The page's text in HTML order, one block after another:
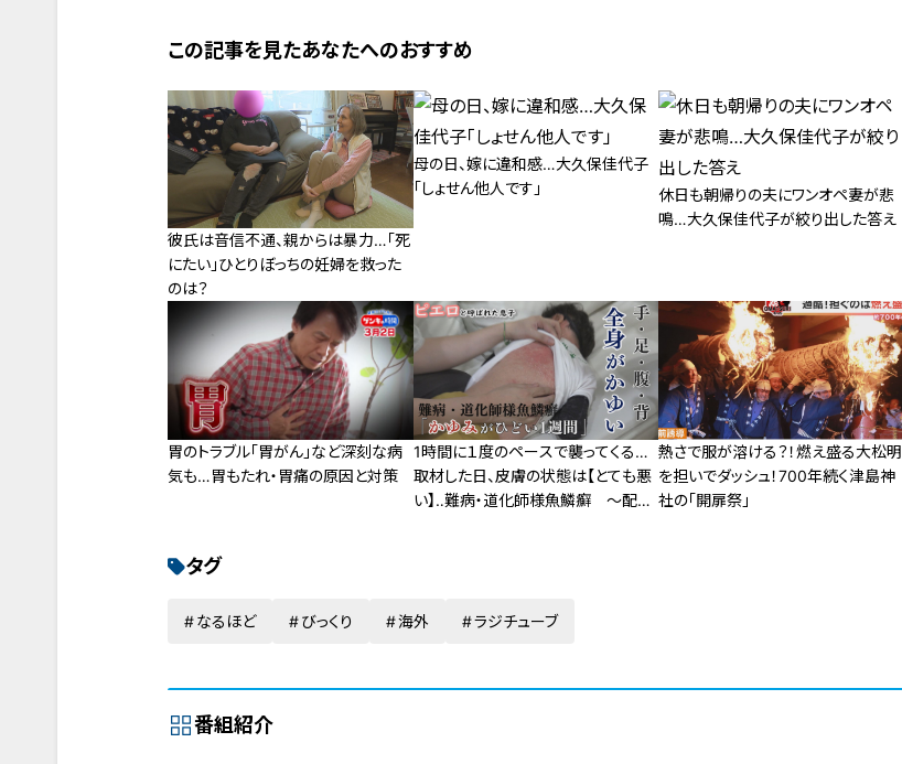
この記事を見たあなたへのおすすめ
彼氏は音信不通、親からは暴力…「死
にたい」ひとりぼっちの妊婦を救った
のは？
母の日、嫁に違和感…大久保佳代子
「しょせん他人です」
休日も朝帰りの夫にワンオペ妻が悲
鳴…大久保佳代子が絞り出した答え
胃のトラブル「胃がん」など深刻な病
気も…胃もたれ・胃痛の原因と対策
1時間に１度のペースで襲ってくる…
取材した日、皮膚の状態は【とても悪
い】‥難病・道化師様魚鱗癬 ～配信
熱さで服が溶ける？！燃え盛る大松明
を担いでダッシュ！700年続く津島神
社の「開扉祭」
タグ
なるほど びっくり 海外 ラジチューブ
番組紹介